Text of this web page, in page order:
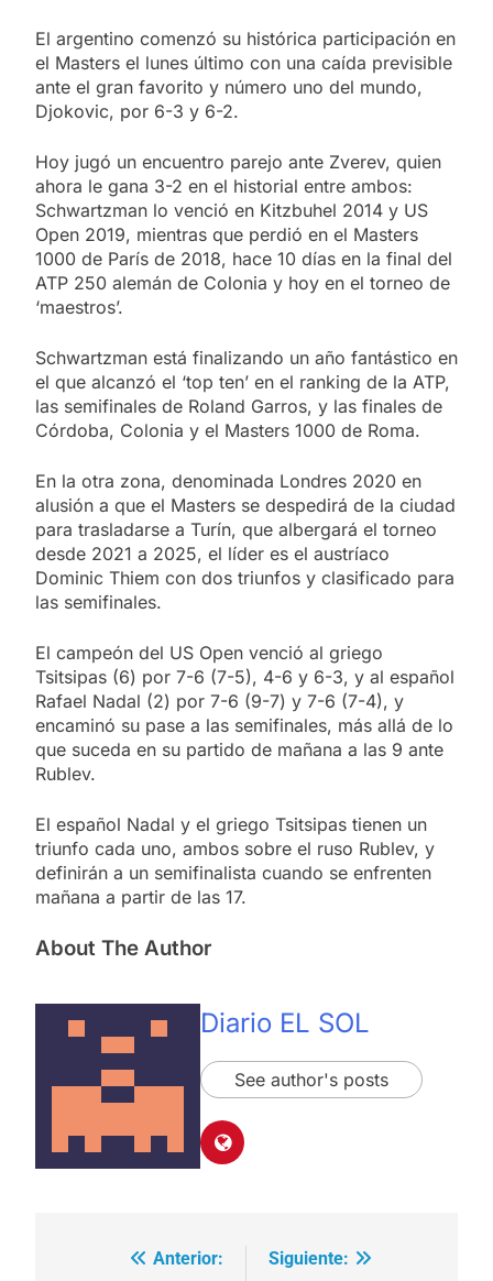
El argentino comenzó su histórica participación en
el Masters el lunes último con una caída previsible
ante el gran favorito y número uno del mundo,
Djokovic, por 6-3 y 6-2.
Hoy jugó un encuentro parejo ante Zverev, quien
ahora le gana 3-2 en el historial entre ambos:
Schwartzman lo venció en Kitzbuhel 2014 y US
Open 2019, mientras que perdió en el Masters
1000 de París de 2018, hace 10 días en la final del
ATP 250 alemán de Colonia y hoy en el torneo de
‘maestros’.
Schwartzman está finalizando un año fantástico en
el que alcanzó el ‘top ten’ en el ranking de la ATP,
las semifinales de Roland Garros, y las finales de
Córdoba, Colonia y el Masters 1000 de Roma.
En la otra zona, denominada Londres 2020 en
alusión a que el Masters se despedirá de la ciudad
para trasladarse a Turín, que albergará el torneo
desde 2021 a 2025, el líder es el austríaco
Dominic Thiem con dos triunfos y clasificado para
las semifinales.
El campeón del US Open venció al griego
Tsitsipas (6) por 7-6 (7-5), 4-6 y 6-3, y al español
Rafael Nadal (2) por 7-6 (9-7) y 7-6 (7-4), y
encaminó su pase a las semifinales, más allá de lo
que suceda en su partido de mañana a las 9 ante
Rublev.
El español Nadal y el griego Tsitsipas tienen un
triunfo cada uno, ambos sobre el ruso Rublev, y
definirán a un semifinalista cuando se enfrenten
mañana a partir de las 17.
About The Author
Diario EL SOL
See author's posts
Navegación
Anterior:
Siguiente: